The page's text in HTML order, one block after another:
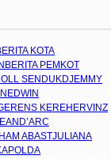
KOTA
BERITA PEMKOT
SENDUKDJEMMY
EDWIN
ERENS KEREH ERVINZ
ABASTJULIANA